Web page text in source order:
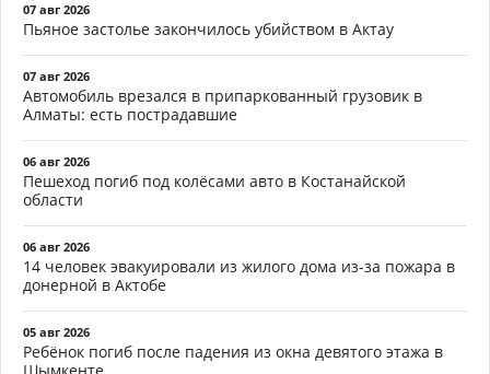
07 авг 2026
Пьяное застолье закончилось убийством в Актау
07 авг 2026
Автомобиль врезался в припаркованный грузовик в
Алматы: есть пострадавшие
06 авг 2026
Пешеход погиб под колёсами авто в Костанайской
области
06 авг 2026
14 человек эвакуировали из жилого дома из-за пожара в
донерной в Актобе
05 авг 2026
Ребёнок погиб после падения из окна девятого этажа в